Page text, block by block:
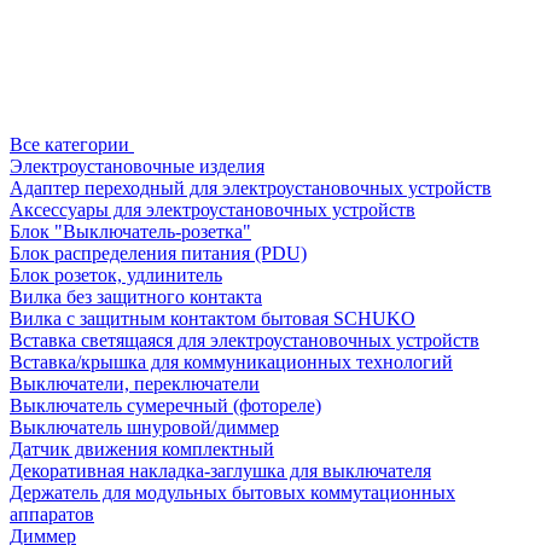
Все категории
Электроустановочные изделия
Адаптер переходный для электроустановочных устройств
Аксессуары для электроустановочных устройств
Блок "Выключатель-розетка"
Блок распределения питания (PDU)
Блок розеток, удлинитель
Вилка без защитного контакта
Вилка с защитным контактом бытовая SCHUKO
Вставка светящаяся для электроустановочных устройств
Вставка/крышка для коммуникационных технологий
Выключатели, переключатели
Выключатель сумеречный (фотореле)
Выключатель шнуровой/диммер
Датчик движения комплектный
Декоративная накладка-заглушка для выключателя
Держатель для модульных бытовых коммутационных
аппаратов
Диммер